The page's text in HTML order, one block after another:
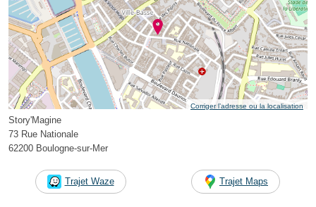
Corriger l’adresse ou la localisation
Story'Magine
73 Rue Nationale
62200 Boulogne-sur-Mer
Trajet Waze Trajet Maps